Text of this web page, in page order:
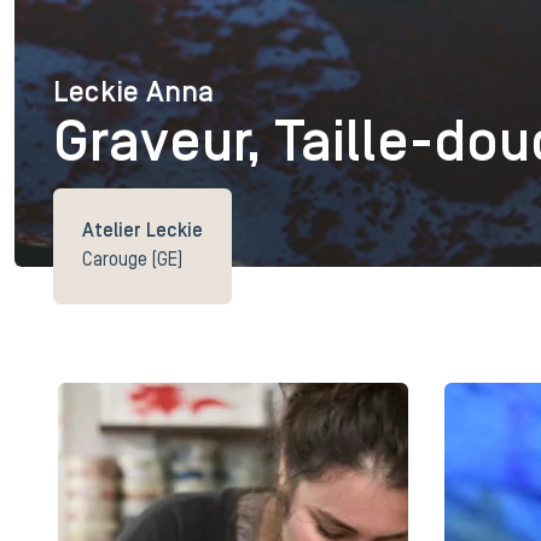
Leckie Anna
Leckie Anna
Graveur, Taille-
Atelier Leckie
Carouge (GE)